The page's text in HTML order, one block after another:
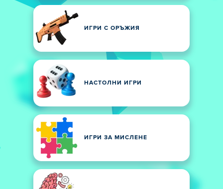
ИГРИ С ОРЪЖИЯ
НАСТОЛНИ ИГРИ
ИГРИ ЗА МИСЛЕНЕ